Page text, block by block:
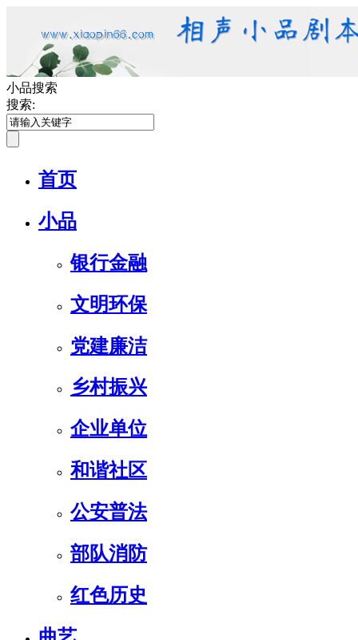
小品搜索
搜索:
首页
小品
银行金融
文明环保
党建廉洁
乡村振兴
企业单位
和谐社区
公安普法
部队消防
红色历史